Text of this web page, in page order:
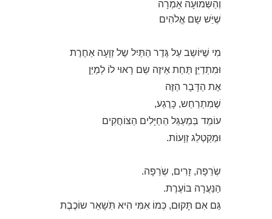
וְהַשְּמוּעָה אָמְרָה
ֹשֶיֵֹּש שָם אֱלֹהִים
מִי שֶׁיּוֹשֵב עַל גֶּדֶר הַתַּיִל שֶל זְוָעָה אַחֶרֶת
וּמִתְדַיֵּן תַּחַת אֵיזֶה שֵם רָאוּי לוֹ לְמַיֵּן
אֶת הַדָּבָר הַזֶּה
שֶׁמִתְרַחֵש, כָּרֶגַע,
עוֹמֵד בְּמַעְגַּל הַחַיָּלִים הַצּוֹחֲקִים
וּמְקַטְלֵג זְוָעוֹת.
שְֹרֵפָה, זָרִים, שְֹרֵפָה.
הַנַּעֲרָה בּוֹעֶרֶת.
גַּם אִם תָּקוּם, כְּמוֹ אִמִּי הִיא תִֹּשָאֵר שוֹכֶבֶת